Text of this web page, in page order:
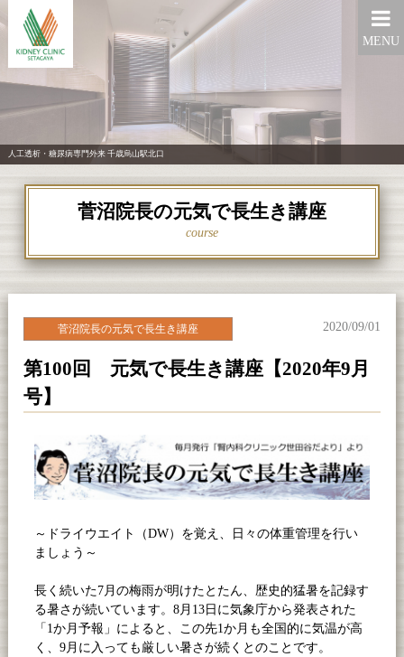
人工透析・糖尿病専門外来 千歳烏山駅北口
MENU
菅沼院長の元気で長生き講座
course
第100回 元気で長生き講座【2020年9月
号】
菅沼院長の元気で長生き講座 2020/09/01
～ドライウエイト（DW）を覚え、日々の体重管理を行い
ましょう～
長く続いた7月の梅雨が明けたとたん、歴史的猛暑を記録す
る暑さが続いています。8月13日に気象庁から発表された
「1か月予報」によると、この先1か月も全国的に気温が高
く、9月に入っても厳しい暑さが続くとのことです。